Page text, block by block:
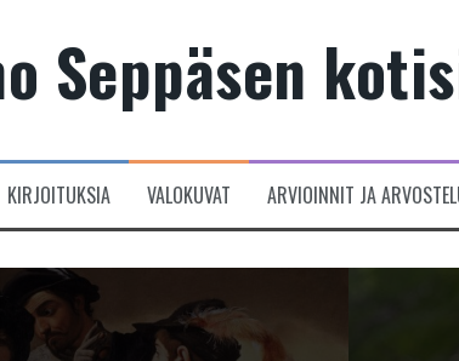
Seppäsen
KIRJOITUKSIA VALOKUVAT ARVIOINNIT JA